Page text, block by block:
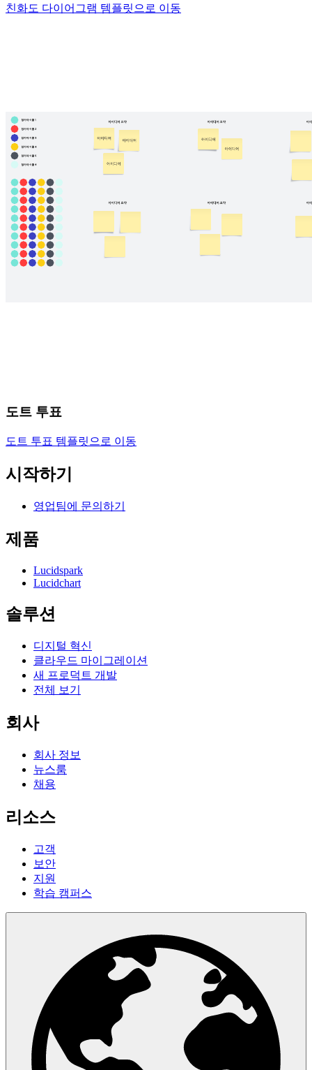
친화도 다이어그램 템플릿으로 이동
도트 투표
도트 투표 템플릿으로 이동
시작하기
영업팀에 문의하기
제품
Lucidspark
Lucidchart
솔루션
디지털 혁신
클라우드 마이그레이션
새 프로덕트 개발
전체 보기
회사
회사 정보
뉴스룸
채용
리소스
고객
보안
지원
학습 캠퍼스